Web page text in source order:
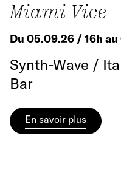
Miami Vice
Du 05.09.26 / 16h
Synth-Wave /
Bar
En savoir plus